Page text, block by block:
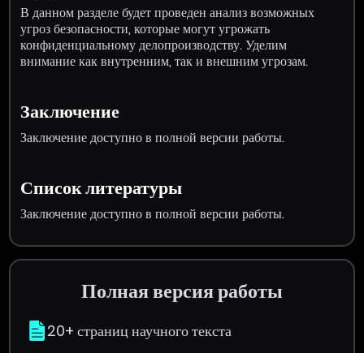
В данном разделе будет проведен анализ возможных
угроз безопасности, которые могут угрожать
конфиденциальному делопроизводству. Уделим
внимание как внутренним, так и внешним угрозам.
Заключение
Заключение доступно в полной версии работы.
Список литературы
Заключение доступно в полной версии работы.
Полная версия работы
20+ страниц научного текста